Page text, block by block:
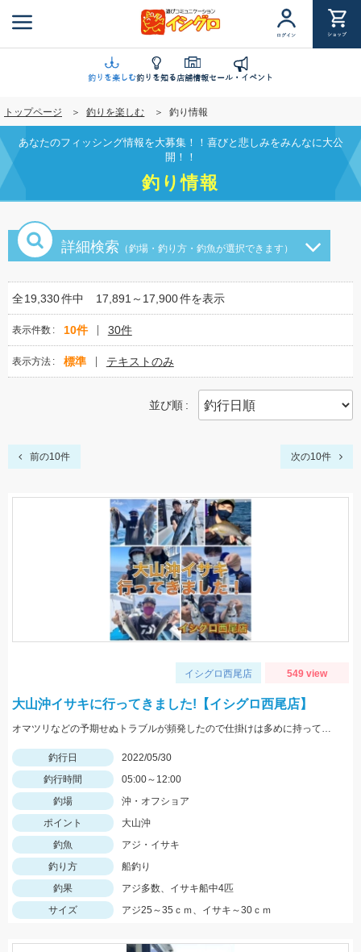
ン
に
移
動
ログイン ショップ
釣りを楽しむ釣りを知る店舗情報セール・イベント
トップページ 釣りを楽しむ 釣り情報
あなたのフィッシング情報を大募集！！喜びと悲しみをみんなに大公
開！！
釣り情報
詳細検索 （釣場・釣り方・釣魚が選択できます）
全19,330件中 17,891～17,900件を表示
表示件数 10件 30件
表示方法 標準 テキストのみ
並び順
前の10件 次の10件
イシグロ西尾店 549 view
大山沖イサキに行ってきました!【イシグロ西尾店】
オマツリなどの予期せぬトラブルが頻発したので仕掛けは多めに持っていくことがオススメ!
釣行日
2022/05/30
釣行時間
05:00～12:00
釣場
沖・オフショア
ポイント
大山沖
釣魚
アジ・イサキ
釣り方
船釣り
釣果
アジ多数、イサキ船中4匹
サイズ
アジ25～35ｃｍ、イサキ～30ｃｍ